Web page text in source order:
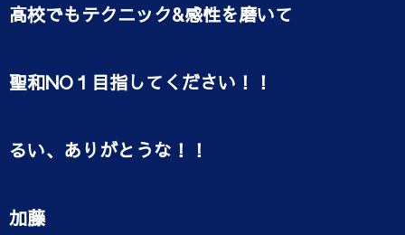
高校でもテクニック&感性を磨いて
聖和NO１目指してください！！
るい、ありがとうな！！
加藤